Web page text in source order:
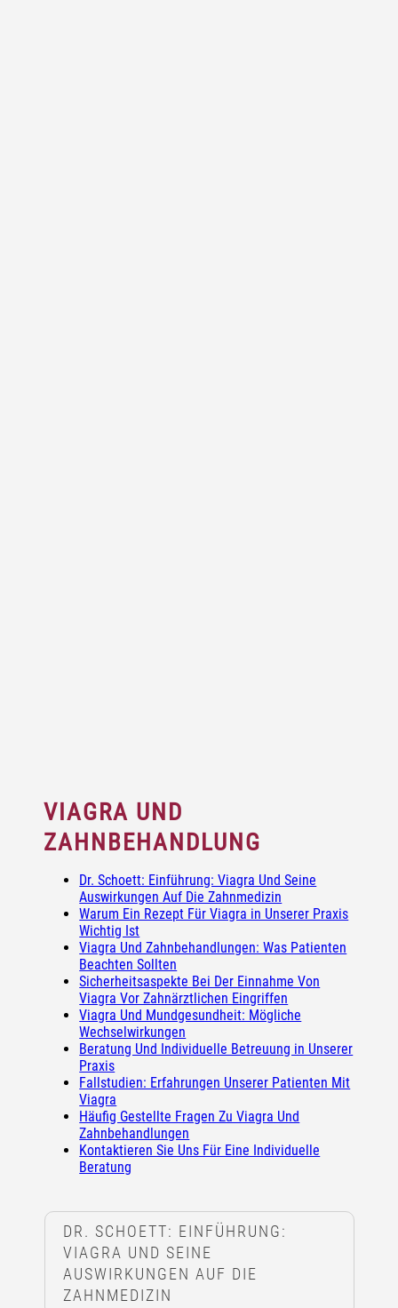
VIAGRA UND
ZAHNBEHANDLUNG
Dr. Schoett: Einführung: Viagra Und Seine
Auswirkungen Auf Die Zahnmedizin
Warum Ein Rezept Für Viagra in Unserer Praxis
Wichtig Ist
Viagra Und Zahnbehandlungen: Was Patienten
Beachten Sollten
Sicherheitsaspekte Bei Der Einnahme Von
Viagra Vor Zahnärztlichen Eingriffen
Viagra Und Mundgesundheit: Mögliche
Wechselwirkungen
Beratung Und Individuelle Betreuung in Unserer
Praxis
Fallstudien: Erfahrungen Unserer Patienten Mit
Viagra
Häufig Gestellte Fragen Zu Viagra Und
Zahnbehandlungen
Kontaktieren Sie Uns Für Eine Individuelle
Beratung
DR. SCHOETT: EINFÜHRUNG:
VIAGRA UND SEINE
AUSWIRKUNGEN AUF DIE
ZAHNMEDIZIN